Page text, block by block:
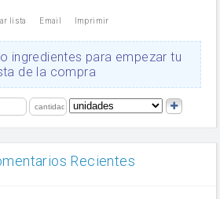
lista Email Imprimir
ingredientes para empezar tu
de la compra
Recientes